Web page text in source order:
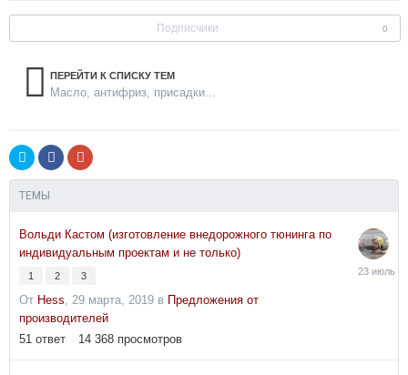
Подписчики 0
ПЕРЕЙТИ К СПИСКУ ТЕМ
Масло, антифриз, присадки...
ТЕМЫ
Вольди Кастом (изготовление внедорожного тюнинга по
индивидуальным проектам и не только)
1 2 3
От Hess, 29 марта, 2019 в Предложения от
производителей
51 ответ 14 368 просмотров
23